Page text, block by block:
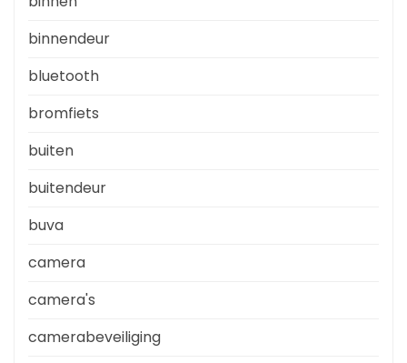
binnendeur
bluetooth
bromfiets
buiten
buitendeur
buva
camera
camera's
camerabeveiliging